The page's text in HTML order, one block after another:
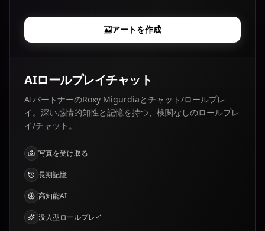
アートを作成
AIロールプレイチャット
AIパートナーのRoxy Migurdiaとチャット/ロールプレ
イ。深い感情的知性と記憶を持つ、検閲なしのロールプレ
イ/チャット。
写真を受け取る
長期記憶
高知能AI
没入型ロールプレイ